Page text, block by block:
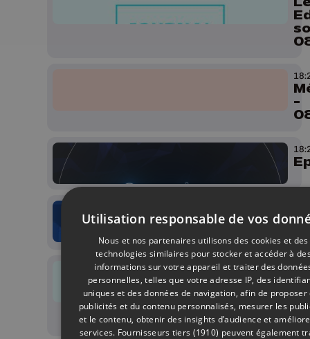
-
Utilisation responsable de vos
Nous et nos partenaires utilisons des cookies et des
technologies similaires pour stocker et accéder à
informations sur votre appareil et traiter des
personnelles, telles que votre adresse IP, des
uniques et des données de navigation, afin de proposer
publicités et du contenu personnalisés, mesurer les
et le contenu, obtenir des insights d’audience et
services. Fournisseurs tiers (1910) peuvent également